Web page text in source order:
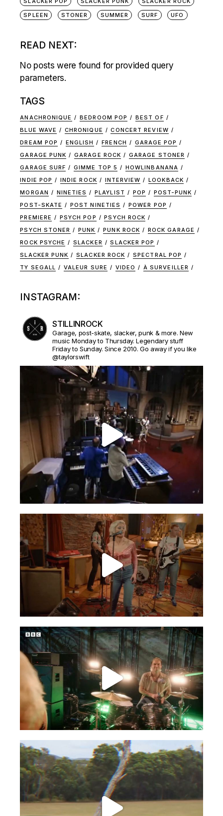
SPLEEN
STONER SUMMER SURF UFO
READ NEXT:
No posts were found for provided query
parameters.
TAGS
ANACHRONIQUE BEDROOM POP
BEST OF
BLUE WAVE
CHRONIQUE
CONCERT REVIEW
DREAM POP
ENGLISH FRENCH
GARAGE POP
GARAGE PUNK
GARAGE ROCK
GARAGE STONER
GARAGE SURF
GIMME TOP 5
HOWLINBANANA
INDIE POP
INDIE ROCK INTERVIEW
LOOKBACK
MORGAN
NINETIES PLAYLIST POP
POST-PUNK
POST-SKATE
POST NINETIES
POWER POP
PREMIERE
PSYCH POP
PSYCH ROCK
PSYCH STONER
PUNK PUNK ROCK
ROCK GARAGE
ROCK PSYCHE
SLACKER
SLACKER POP
SLACKER PUNK
SLACKER ROCK
SPECTRAL POP
TY SEGALL
VALEUR SURE VIDEO À SURVEILLER
INSTAGRAM:
STILLINROCK
Garage, post-skate, slacker, punk & more. New
music Monday to Thursday. Legendary stuff
Friday to Sunday. Since 2010. Go away if you like
@taylorswift